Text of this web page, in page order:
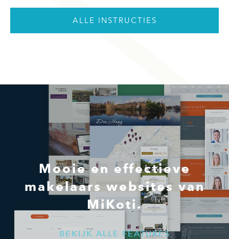
ALLE INSTRUCTIES
Mooie en effectieve
makelaars websites van
MiKoti.
BEKIJK ALLE FEATURES